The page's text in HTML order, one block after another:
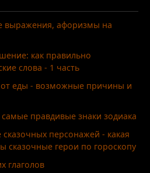
выражения, афоризмы на
как правильно
слова - 1 часть
от еды - возможные причины и
правдивые знаки зодиака
сказочных персонажей - какая
сказочные герои по гороскопу
глаголов